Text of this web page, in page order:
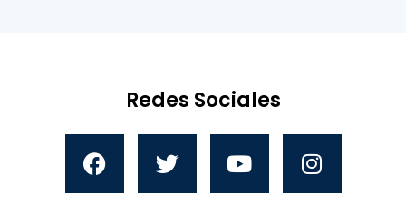
Redes Sociales